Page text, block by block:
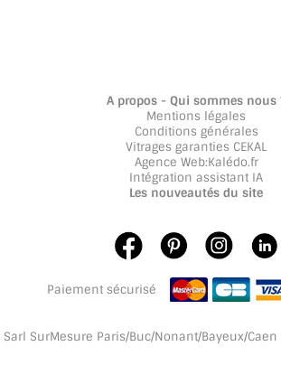
A propos - Qui sommes nous
Mentions légales
Conditions générales
Vitrages garanties CEKAL
Agence Web:Kalédo.fr
Intégration assistant IA
Les nouveautés du site
Paiement sécurisé
Sarl SurMesure Paris/Buc/Nonant/Bayeux/